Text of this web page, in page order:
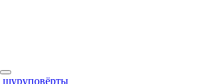
шуруповёрты